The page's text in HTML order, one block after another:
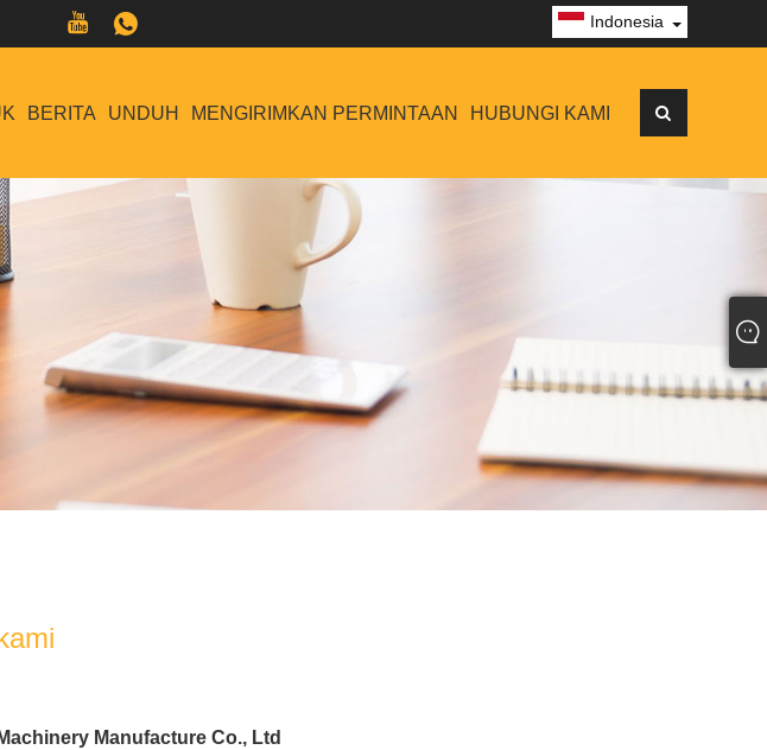
Indonesia
BERITA UNDUH MENGIRIMKAN PERMINTAAN HUBUNGI KAMI
Manufacture Co., Ltd